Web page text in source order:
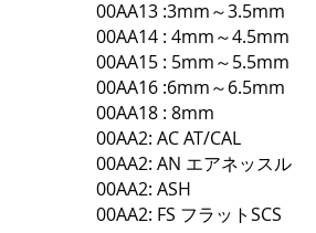
00AA13 :3mm～3.5mm
00AA14 : 4mm～4.5mm
00AA15 : 5mm～5.5mm
00AA16 :6mm～6.5mm
00AA18 : 8mm
00AA2: AC AT/CAL
00AA2: AN エアネッスル
00AA2: ASH
00AA2: FS フラットSCS